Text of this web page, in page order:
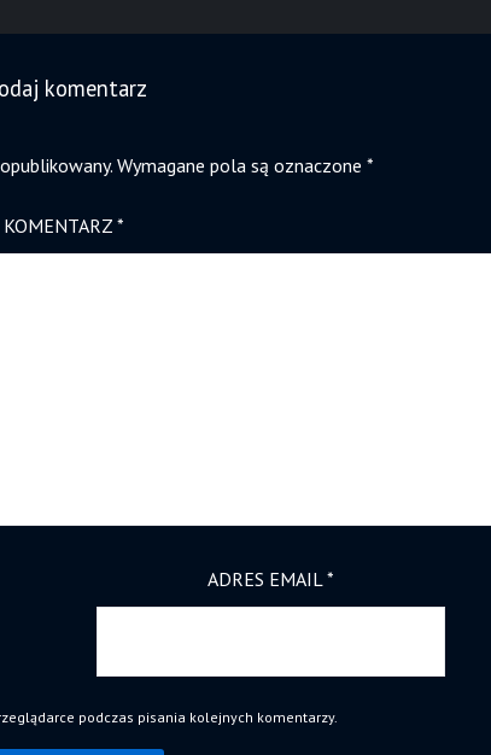
komentarz
Wymagane pola są oznaczone *
KOMENTARZ*
ADRES EMAIL*
podczas pisania kolejnych komentarzy.